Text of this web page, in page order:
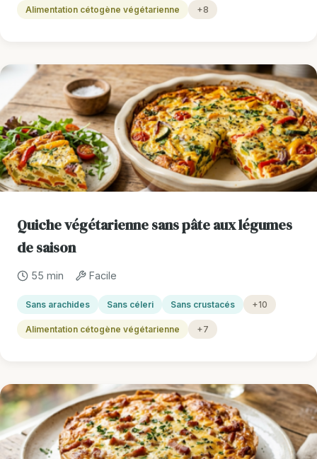
Alimentation cétogène végétarienne +8
Quiche végétarienne sans pâte aux légumes
de saison
55 min Facile
Sans arachides Sans céleri Sans crustacés +10
Alimentation cétogène végétarienne +7